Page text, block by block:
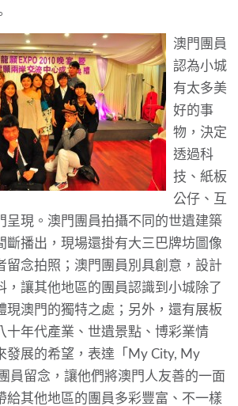
澳門團員
認為小城
有太多美
好的事
物，決定
透過科
技、紙板
公仔、互
現。澳門團員拍攝不同的世遺建築
播出，現場還掛有大三巴牌坊圖像
留念拍照；澳門團員別具創意，設計
讓其他地區的團員認識到小城除了
澳門的獨特之處；另外，還有展板
十年代產業、世遺景點、博彩業情
發展的希望，表達「My City, My
員留念，讓他們將澳門人友善的一面
給其他地區的團員多彩豐富、不一樣